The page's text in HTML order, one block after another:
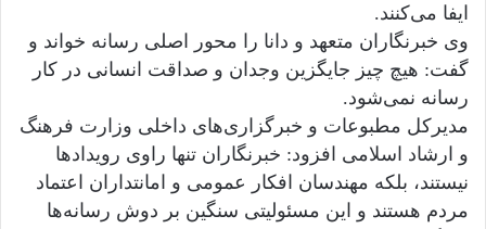
ایفا می‌کنند.
وی خبرنگاران متعهد و دانا را محور اصلی رسانه خواند و
گفت: هیچ چیز جایگزین وجدان و صداقت انسانی در کار
رسانه نمی‌شود.
مدیرکل مطبوعات و خبرگزاری‌های داخلی وزارت فرهنگ
و ارشاد اسلامی افزود: خبرنگاران تنها راوی رویداد‌ها
نیستند، بلکه مهندسان افکار عمومی و امانتداران اعتماد
مردم هستند و این مسئولیتی سنگین بر دوش رسانه‌ها